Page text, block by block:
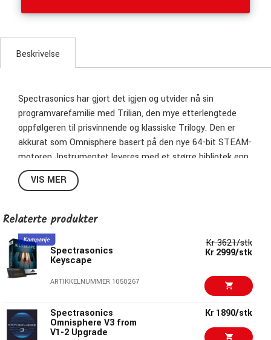
Beskrivelse
Spectrasonics har gjort det igjen og utvider nå sin
programvarefamilie med Trilian, den mye etterlengtede
oppfølgeren til prisvinnende og klassiske Trilogy. Den er
akkurat som Omnisphere basert på den nye 64-bit STEAM-
motoren. Instrumentet leveres med et større bibliotek enn
originalet, og er også kompatibelt med Stylus RMX og
Omnisphere. Du kan for eksempel synkronisere basslinjer
eller MIDI-fil. Du kan også bruke alle Trilian-lydene i
Omnisphere. Biblioteket inneholder forbedrede versjoner av
alle lyder fra Trilogy, samt mange nye akustiske, elektriske
og syntbaser.
VIS MER
Relaterte produkter
Spectrasonics
Keyscape
ARTIKKELNUMMER 1050267
Kr 3621/stk
Kr 2999/stk
Spectrasonics
Omnisphere V3 from
V1-2 Upgrade
Kr 1890/stk